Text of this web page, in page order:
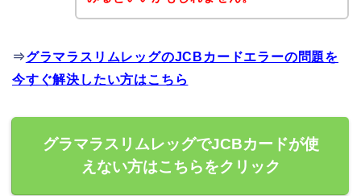
⇒グラマラスリムレッグのJCBカードエラーの問題を
今すぐ解決したい方はこちら
グラマラスリムレッグでJCBカードが使
えない方はこちらをクリック